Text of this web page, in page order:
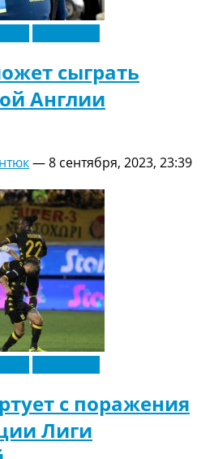
сыграть
Англии
—8 сентября, 2023, 23:39
с поражения
Лиги